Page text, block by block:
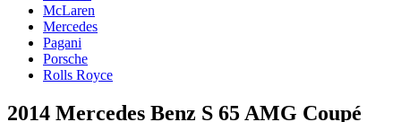
McLaren
Mercedes
Pagani
Porsche
Rolls Royce
2014 Mercedes Benz S 65 AMG Coupé